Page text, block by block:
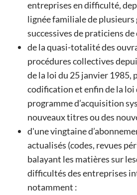
entreprises en difficulté,
lignée familiale de
successives de praticiens
de la quasi-totalité des
procédures collectives
de la loi du 25 janvier 1985,
codification et enfin de la loi
programme d’acquisition
nouveaux titres ou des
d'une vingtaine
actualisés (codes, revues
balayant les matières sur
difficultés des entreprises
notamment :